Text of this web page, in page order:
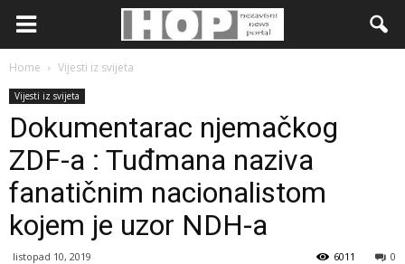
Home Vijesti iz svijeta
Vijesti iz svijeta
Dokumentarac njemačkog
ZDF-a : Tuđmana naziva
fanatičnim nacionalistom
kojem je uzor NDH-a
listopad 10, 2019 0
6011